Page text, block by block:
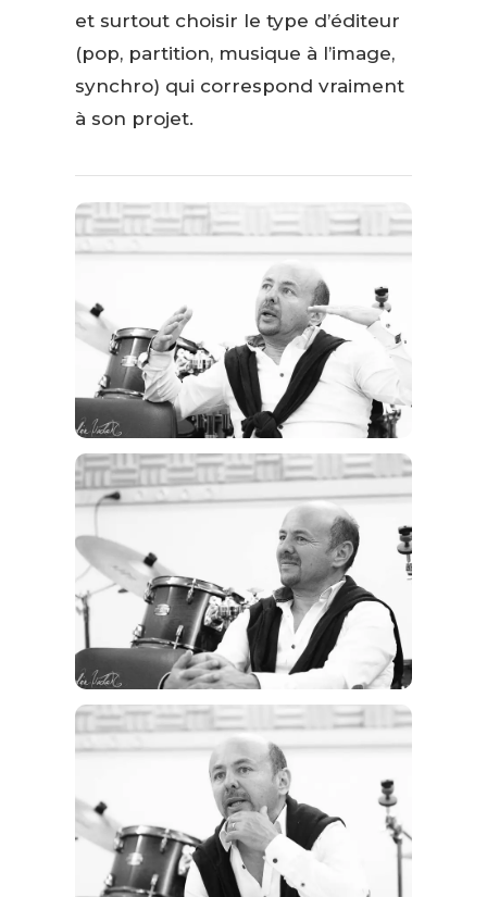
et surtout choisir le type d’éditeur
(pop, partition, musique à l’image,
synchro) qui correspond vraiment
à son projet.